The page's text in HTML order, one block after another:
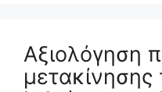
Αξιολόγηση
μετακίνησης